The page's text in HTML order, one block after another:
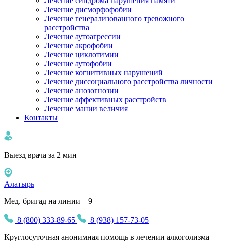
Лечение дисморфофобии
Лечение генерализованного тревожного
расстройства
Лечение аутоагрессии
Лечение акрофобии
Лечение циклотимии
Лечение аутофобии
Лечение когнитивных нарушений
Лечение диссоциального расстройства личности
Лечение анозогнозии
Лечение аффективных расстройств
Лечение мании величия
Контакты
Выезд врача за 2 мин
Алатырь
Мед. бригад на линии – 9
8 (800) 333-89-65
8 (938) 157-73-05
Круглосуточная анонимная помощь в лечении алкоголизма